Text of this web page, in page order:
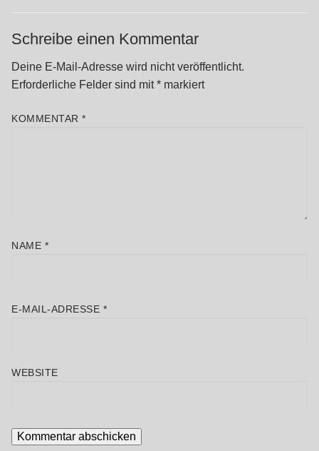
Schreibe einen Kommentar
Deine E-Mail-Adresse wird nicht veröffentlicht.
Erforderliche Felder sind mit* markiert
KOMMENTAR *
NAME *
E-MAIL-ADRESSE *
WEBSITE